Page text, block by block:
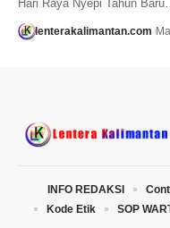
Hari Raya Nyepi Tahun Baru…
lenterakalimantan.com
INFO REDAKSI
Kode Etik
SOP